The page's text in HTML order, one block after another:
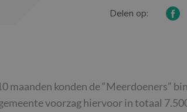
Delen op:
maanden konden de “Meerdoeners”
voorzag hiervoor in totaal